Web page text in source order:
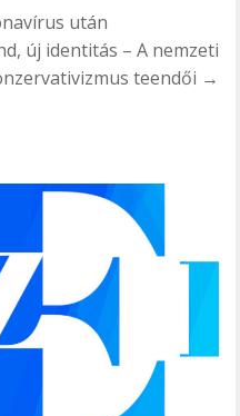
után
új identitás – A nemzeti
teendői →